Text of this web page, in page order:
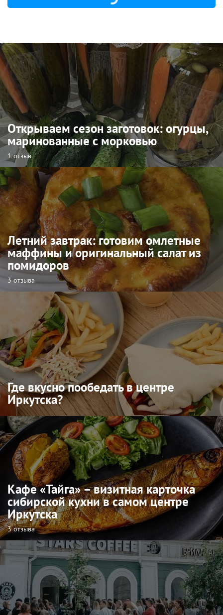
Открываем сезон заготовок: огурцы,
маринованные с морковью
1 отзыв
Летний завтрак: готовим омлетные
маффины и оригинальный салат из
помидоров
3 отзыва
Где вкусно пообедать в центре
Иркутска?
Кафе «Тайга» – визитная карточка
сибирской кухни в самом центре
Иркутска
3 отзыва